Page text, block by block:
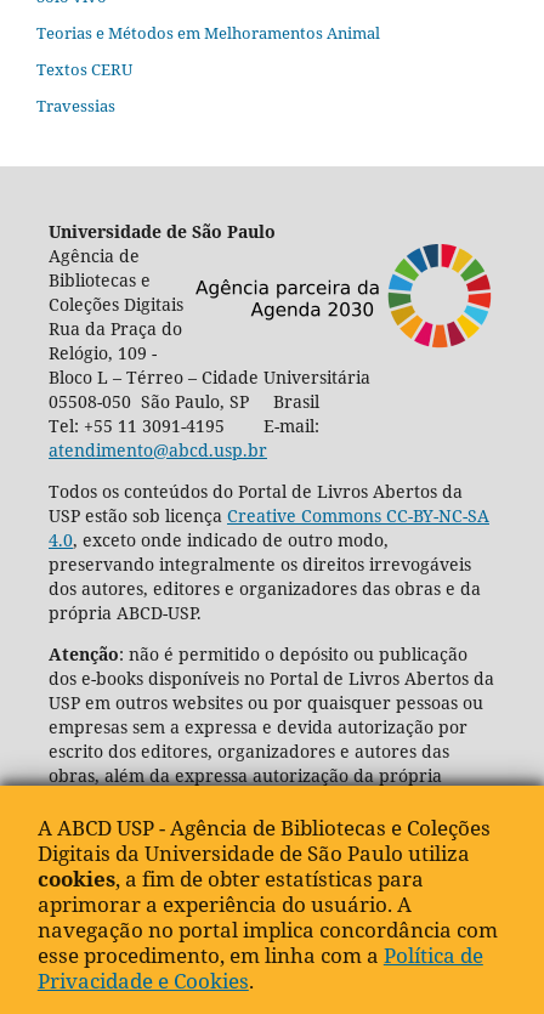
Teorias e Métodos em Melhoramentos Animal
Textos CERU
Travessias
Universidade de São Paulo
Agência de
Bibliotecas e
Coleções Digitais
Rua da Praça do
Relógio, 109 -
Bloco L – Térreo – Cidade Universitária
05508-050 São Paulo, SP Brasil
Tel: +55 11 3091-4195 E-mail:
atendimento@abcd.usp.br
Todos os conteúdos do Portal de Livros Abertos da
USP estão sob licença Creative Commons CC-BY-NC-SA
4.0, exceto onde indicado de outro modo,
preservando integralmente os direitos irrevogáveis
dos autores, editores e organizadores das obras e da
própria ABCD-USP.
Atenção: não é permitido o depósito ou publicação
dos e-books disponíveis no Portal de Livros Abertos da
USP em outros websites ou por quaisquer pessoas ou
empresas sem a expressa e devida autorização por
escrito dos editores, organizadores e autores das
obras, além da expressa autorização da própria
(ABCD-USP).
A ABCD USP - Agência de Bibliotecas e Coleções
Digitais da Universidade de São Paulo utiliza
cookies, a fim de obter estatísticas para
aprimorar a experiência do usuário. A
navegação no portal implica concordância com
esse procedimento, em linha com a Política de
Privacidade e Cookies.